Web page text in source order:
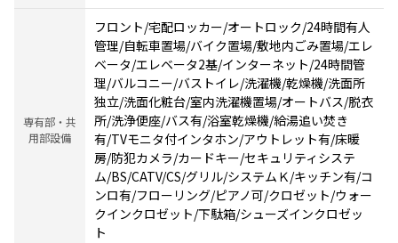
専有部・共
用部設備
フロント/宅配ロッカー/オートロック/24時間有人
管理/自転車置場/バイク置場/敷地内ごみ置場/エレ
ベータ/エレベータ2基/インターネット/24時間管
理/バルコニー/バストイレ/洗濯機/乾燥機/洗面所
独立/洗面化粧台/室内洗濯機置場/オートバス/脱衣
所/洗浄便座/バス有/浴室乾燥機/給湯追い焚き
有/TVモニタ付インタホン/アウトレット有/床暖
房/防犯カメラ/カードキー/セキュリティシステ
ム/BS/CATV/CS/グリル/システムＫ/キッチン有/コ
ンロ有/フローリング/ピアノ可/クロゼット/ウォー
クインクロゼット/下駄箱/シューズインクロゼッ
ト